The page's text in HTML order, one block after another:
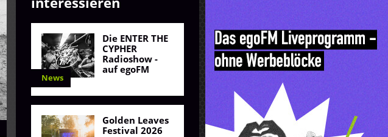
News
Die ENTER THE
CYPHER
Radioshow -
auf egoFM
Golden Leaves
Festival 2026